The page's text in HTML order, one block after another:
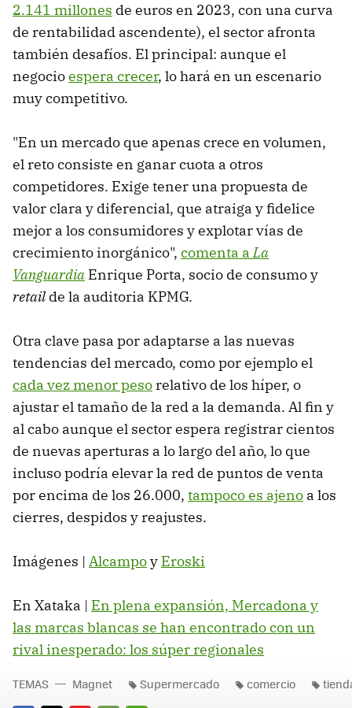
2.141 millones de euros en 2023, con una curva
de rentabilidad ascendente), el sector afronta
también desafíos. El principal: aunque el
negocioespera crecer, lo hará en un escenario
muy competitivo.
"En un mercado que apenas crece en volumen,
el reto consiste en ganar cuota a otros
competidores. Exige tener una propuesta de
valor clara y diferencial, que atraiga y fidelice
mejor a los consumidores y explotar vías de
crecimiento inorgánico", comenta aLa
Vanguardia Enrique Porta, socio de consumo y
retailde la auditoria KPMG.
Otra clave pasa por adaptarse a las nuevas
tendencias del mercado, como por ejemplo el
cada vez menor peso relativo de los híper, o
ajustar el tamaño de la red a la demanda. Al fin y
al cabo aunque el sector espera registrar cientos
de nuevas aperturas a lo largo del año, lo que
incluso podría elevar la red de puntos de venta
por encima de los 26.000, tampoco es ajeno a los
cierres, despidos y reajustes.
Imágenes | Alcampoy Eroski
En Xataka | En plena expansión, Mercadona y
las marcas blancas se han encontrado con un
rival inesperado: los súper regionales
TEMAS Magnet Supermercado comercio